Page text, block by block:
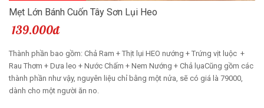
Mẹt Lớn Bánh Cuốn Tây Sơn Lụi Heo
139.000đ
Thành phần bao gồm: Chả Ram + Thịt lụi HEO nướng + Trứng vịt luộc +
Rau Thơm + Dưa leo + Nước Chấm + Nem Nướng + Chả lụaCũng gồm các
thành phần như vậy, nguyên liệu chỉ bằng một nửa, sẽ có giá là 79000,
dành cho một người ăn no.